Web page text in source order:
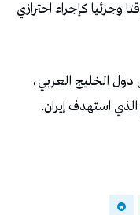
وجزئيا كإجراء احترازي
الخليج العربي،
استهدف إيران.